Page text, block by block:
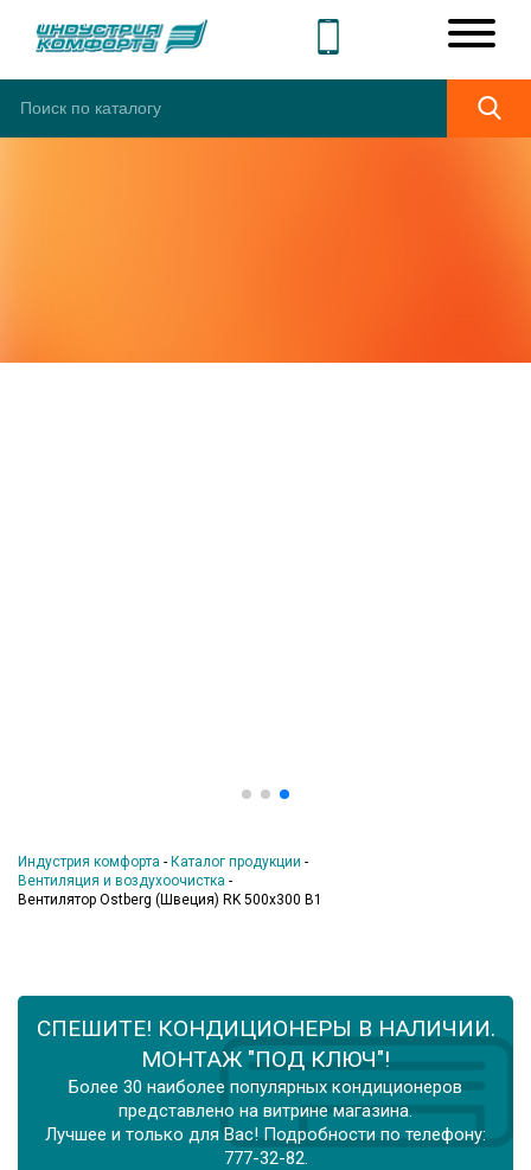
Индустрия комфорта - Каталог продукции -
Вентиляция и воздухоочистка -
Вентилятор Ostberg (Швеция) RK 500х300 В1
СПЕШИТЕ! КОНДИЦИОНЕРЫ В НАЛИЧИИ.
МОНТАЖ "ПОД КЛЮЧ"!
Более 30 наиболее популярных кондиционеров
представлено на витрине магазина.
Лучшее и только для Вас! Подробности по телефону:
777-32-82.